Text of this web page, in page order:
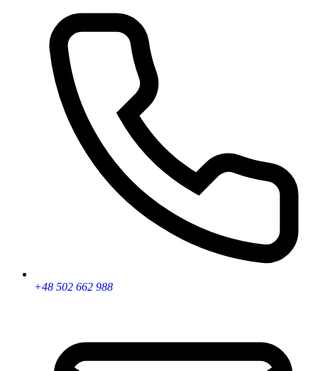
+48 502 662 988